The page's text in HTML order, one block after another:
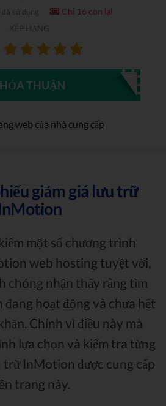
sử dụng
Chỉ 16 còn lại
XẾP HẠNG
THUẬN
web của nhà cung cấp
giảm giá lưu trữ
một số chương trình
web hosting tuyệt vời,
chóng nhận thấy rằng tìm
đang hoạt động và chưa hết
Chính vì điều này mà
lựa chọn và kiểm tra từng
trữ InMotion được cung cấp
trang này.